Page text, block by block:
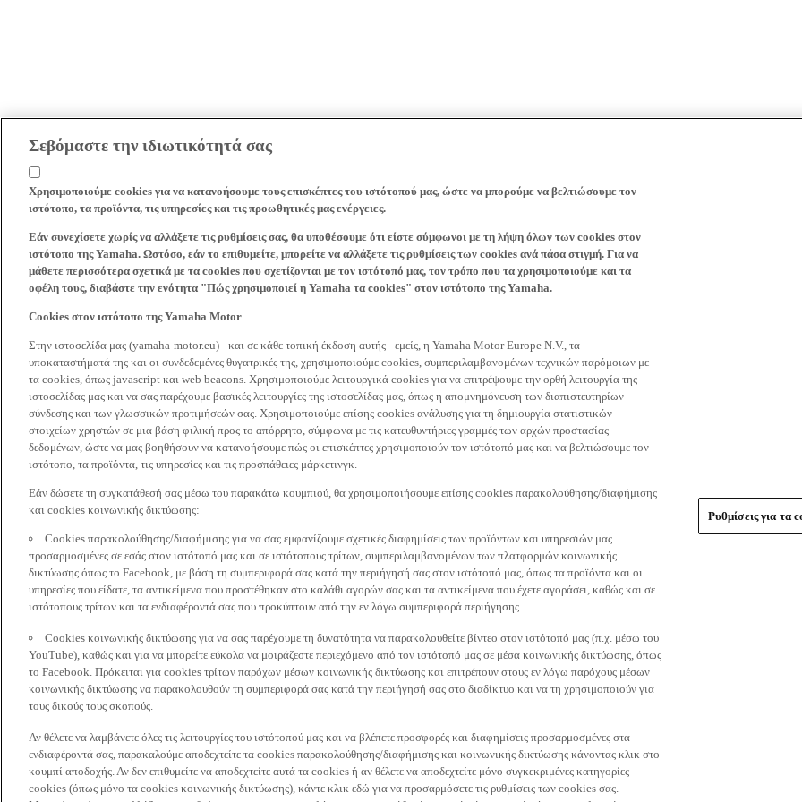
Σεβόμαστε την ιδιωτικότητά σας
Χρησιμοποιούμε cookies για να κατανοήσουμε τους επισκέπτες του ιστότοπού μας, ώστε να μπορούμε να βελτιώσουμε τον
ιστότοπο, τα προϊόντα, τις υπηρεσίες και τις προωθητικές μας ενέργειες.
Εάν συνεχίσετε χωρίς να αλλάξετε τις ρυθμίσεις σας, θα υποθέσουμε ότι είστε σύμφωνοι με τη λήψη όλων των cookies στον
ιστότοπο της Yamaha. Ωστόσο, εάν το επιθυμείτε, μπορείτε να αλλάξετε τις ρυθμίσεις των cookies ανά πάσα στιγμή. Για να
μάθετε περισσότερα σχετικά με τα cookies που σχετίζονται με τον ιστότοπό μας, τον τρόπο που τα χρησιμοποιούμε και τα
οφέλη τους, διαβάστε την ενότητα "Πώς χρησιμοποιεί η Yamaha τα cookies" στον ιστότοπο της Yamaha.
Cookies στον ιστότοπο της Yamaha Motor
Στην ιστοσελίδα μας (yamaha-motor.eu) - και σε κάθε τοπική έκδοση αυτής - εμείς, η Yamaha Motor Europe N.V., τα
υποκαταστήματά της και οι συνδεδεμένες θυγατρικές της, χρησιμοποιούμε cookies, συμπεριλαμβανομένων τεχνικών παρόμοιων με
τα cookies, όπως javascript και web beacons. Χρησιμοποιούμε λειτουργικά cookies για να επιτρέψουμε την ορθή λειτουργία της
ιστοσελίδας μας και να σας παρέχουμε βασικές λειτουργίες της ιστοσελίδας μας, όπως η απομνημόνευση των διαπιστευτηρίων
σύνδεσης και των γλωσσικών προτιμήσεών σας. Χρησιμοποιούμε επίσης cookies ανάλυσης για τη δημιουργία στατιστικών
στοιχείων χρηστών σε μια βάση φιλική προς το απόρρητο, σύμφωνα με τις κατευθυντήριες γραμμές των αρχών προστασίας
δεδομένων, ώστε να μας βοηθήσουν να κατανοήσουμε πώς οι επισκέπτες χρησιμοποιούν τον ιστότοπό μας και να βελτιώσουμε τον
ιστότοπο, τα προϊόντα, τις υπηρεσίες και τις προσπάθειες μάρκετινγκ.
Εάν δώσετε τη συγκατάθεσή σας μέσω του παρακάτω κουμπιού, θα χρησιμοποιήσουμε επίσης cookies παρακολούθησης/διαφήμισης
και cookies κοινωνικής δικτύωσης:
Cookies παρακολούθησης/διαφήμισης για να σας εμφανίζουμε σχετικές διαφημίσεις των προϊόντων και υπηρεσιών μας
προσαρμοσμένες σε εσάς στον ιστότοπό μας και σε ιστότοπους τρίτων, συμπεριλαμβανομένων των πλατφορμών κοινωνικής
δικτύωσης όπως το Facebook, με βάση τη συμπεριφορά σας κατά την περιήγησή σας στον ιστότοπό μας, όπως τα προϊόντα και οι
υπηρεσίες που είδατε, τα αντικείμενα που προστέθηκαν στο καλάθι αγορών σας και τα αντικείμενα που έχετε αγοράσει, καθώς και σε
ιστότοπους τρίτων και τα ενδιαφέροντά σας που προκύπτουν από την εν λόγω συμπεριφορά περιήγησης.
Cookies κοινωνικής δικτύωσης για να σας παρέχουμε τη δυνατότητα να παρακολουθείτε βίντεο στον ιστότοπό μας (π.χ. μέσω του
YouTube), καθώς και για να μπορείτε εύκολα να μοιράζεστε περιεχόμενο από τον ιστότοπό μας σε μέσα κοινωνικής δικτύωσης, όπως
το Facebook. Πρόκειται για cookies τρίτων παρόχων μέσων κοινωνικής δικτύωσης και επιτρέπουν στους εν λόγω παρόχους μέσων
κοινωνικής δικτύωσης να παρακολουθούν τη συμπεριφορά σας κατά την περιήγησή σας στο διαδίκτυο και να τη χρησιμοποιούν για
τους δικούς τους σκοπούς.
Αν θέλετε να λαμβάνετε όλες τις λειτουργίες του ιστότοπού μας και να βλέπετε προσφορές και διαφημίσεις προσαρμοσμένες στα
ενδιαφέροντά σας, παρακαλούμε αποδεχτείτε τα cookies παρακολούθησης/διαφήμισης και κοινωνικής δικτύωσης κάνοντας κλικ στο
κουμπί αποδοχής. Αν δεν επιθυμείτε να αποδεχτείτε αυτά τα cookies ή αν θέλετε να αποδεχτείτε μόνο συγκεκριμένες κατηγορίες
cookies (όπως μόνο τα cookies κοινωνικής δικτύωσης), κάντε κλικ εδώ για να προσαρμόσετε τις ρυθμίσεις των cookies σας.
Ρυθμίσεις για τα